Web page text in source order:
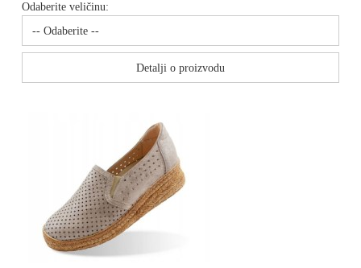
Odaberite veličinu:
Detalji o proizvodu